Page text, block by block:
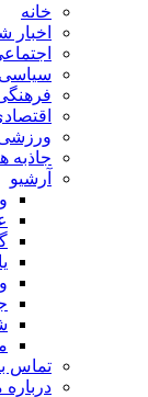
خانه
اخبار
سیاسی
آرشیو
تماس
درباره